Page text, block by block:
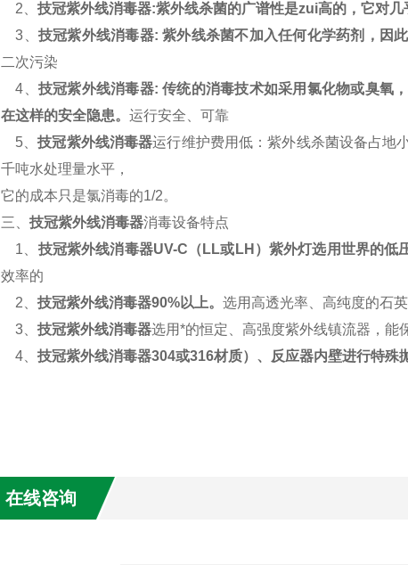
2
技冠紫外线消毒器:紫外线杀菌的广谱性是zui高的，它对几
3
技冠紫外线消毒器:紫外线杀菌不加入任何化学药剂，因
二次污染
4
技冠紫外线消毒器:传统的消毒技术如采用氯化物或臭氧
在这样的安全隐患。 运行安全、可靠
5 、技冠紫外线消毒器运行维护费用低：紫外线杀菌设备占地
千吨水处理量水平，
它的成本只是氯消毒的1/2。
三、 技冠紫外线消毒器消毒设备特点
1
技冠紫外线消毒器UV-C （ LL或 LH ）紫外灯选用世界的低
效率的
2
技冠紫外线消毒器90%以上。 选用高透光率、高纯度的石
3、 技冠紫外线消毒器选用*的恒定、高强度紫外线镇流器，能
4、 技冠紫外线消毒器304或316材质）、反应器内壁进行特殊
在线咨询